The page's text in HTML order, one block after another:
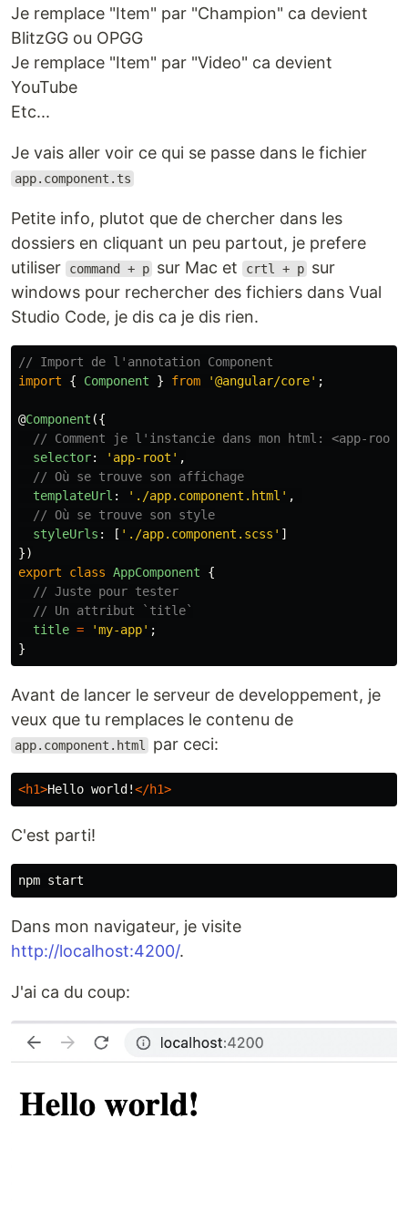
Je remplace "Item" par "Champion" ca devient
BlitzGG ou OPGG
Je remplace "Item" par "Video" ca devient
YouTube
Etc...
Je vais aller voir ce qui se passe dans le fichier
app.component.ts
Petite info, plutot que de chercher dans les
dossiers en cliquant un peu partout, je prefere
utiliser
command + p sur Mac et crtl + p sur
windows pour rechercher des fichiers dans Vual
Studio Code, je dis ca je dis rien.
// Import de l'annotation Component
import
{ Component } from '@angular/core' ;
@Component ({
// Comment je l'instancie dans mon html: <app-root/
selector: ' app-root ' ,
// Où se trouve son affichage
templateUrl : ' ./app.component.html ' ,
// Où se trouve son style
styleUrls : [ ' ./app.component.scss ' ]
})
export
class AppComponent
{
// Juste pour tester
// Un attribut `title`
title = 'my-app' ;
}
Avant de lancer le serveur de developpement, je
veux que tu remplaces le contenu de
app.component.html par ceci:
<h1>Hello world!</h1>
C'est parti!
Dans mon navigateur, je visite
http://localhost:4200/.
J'ai ca du coup: